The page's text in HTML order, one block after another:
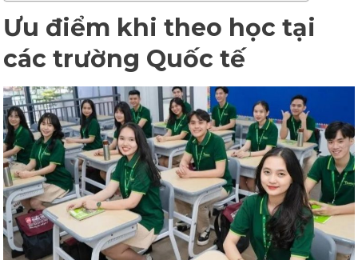
Ưu điểm khi theo học tại
các trường Quốc tế